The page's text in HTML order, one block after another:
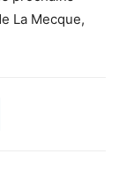
La Mecque,